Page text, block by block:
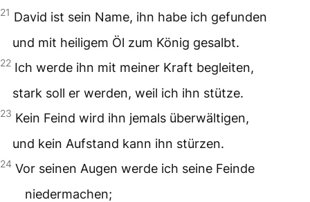
21 David ist sein Name, ihn habe ich gefunden
und mit heiligem Öl zum König gesalbt.
22 Ich werde ihn mit meiner Kraft begleiten,
stark soll er werden, weil ich ihn stütze.
23 Kein Feind wird ihn jemals überwältigen,
und kein Aufstand kann ihn stürzen.
24 Vor seinen Augen werde ich seine Feinde
niedermachen;